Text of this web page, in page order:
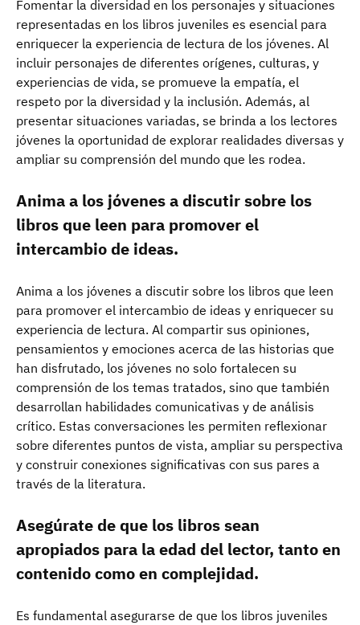
Fomentar la diversidad en los personajes y situaciones
representadas en los libros juveniles es esencial para
enriquecer la experiencia de lectura de los jóvenes. Al
incluir personajes de diferentes orígenes, culturas, y
experiencias de vida, se promueve la empatía, el
respeto por la diversidad y la inclusión. Además, al
presentar situaciones variadas, se brinda a los lectores
jóvenes la oportunidad de explorar realidades diversas y
ampliar su comprensión del mundo que les rodea.
Anima a los jóvenes a discutir sobre los
libros que leen para promover el
intercambio de ideas.
Anima a los jóvenes a discutir sobre los libros que leen
para promover el intercambio de ideas y enriquecer su
experiencia de lectura. Al compartir sus opiniones,
pensamientos y emociones acerca de las historias que
han disfrutado, los jóvenes no solo fortalecen su
comprensión de los temas tratados, sino que también
desarrollan habilidades comunicativas y de análisis
crítico. Estas conversaciones les permiten reflexionar
sobre diferentes puntos de vista, ampliar su perspectiva
y construir conexiones significativas con sus pares a
través de la literatura.
Asegúrate de que los libros sean
apropiados para la edad del lector, tanto en
contenido como en complejidad.
Es fundamental asegurarse de que los libros juveniles